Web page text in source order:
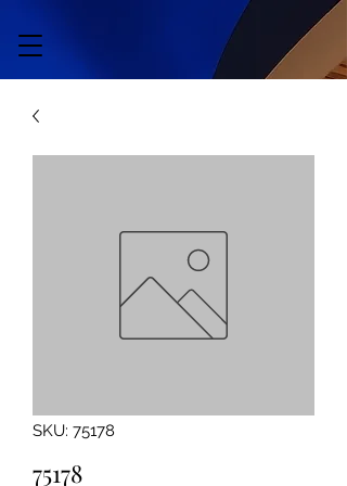
SKU: 75178
75178